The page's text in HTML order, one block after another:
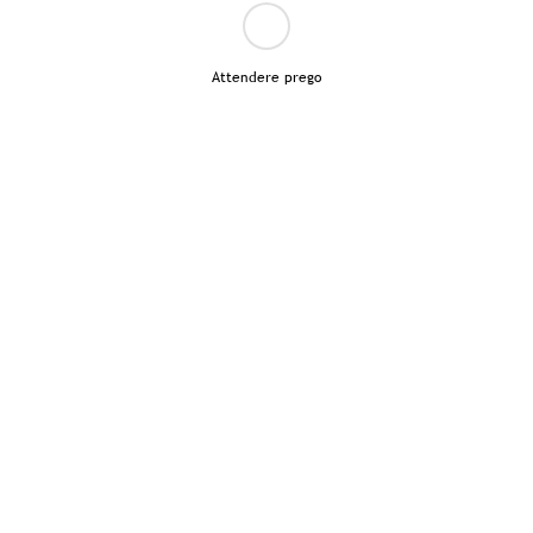
Attendere prego